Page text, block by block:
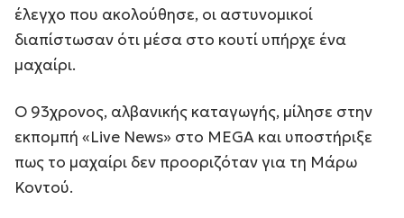
έλεγχο που ακολούθησε, οι αστυνομικοί
διαπίστωσαν ότι μέσα στο κουτί υπήρχε ένα
μαχαίρι.
Ο 93χρονος, αλβανικής καταγωγής, μίλησε στην
εκπομπή «Live News» στο MEGA και υποστήριξε
πως το μαχαίρι δεν προοριζόταν για τη Μάρω
Κοντού.